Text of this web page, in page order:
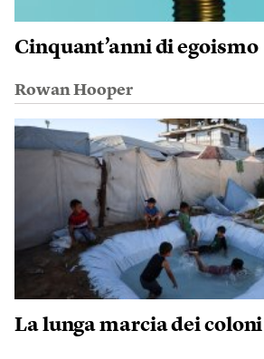
Cinquant’anni di egoismo
Rowan Hooper
La lunga marcia dei